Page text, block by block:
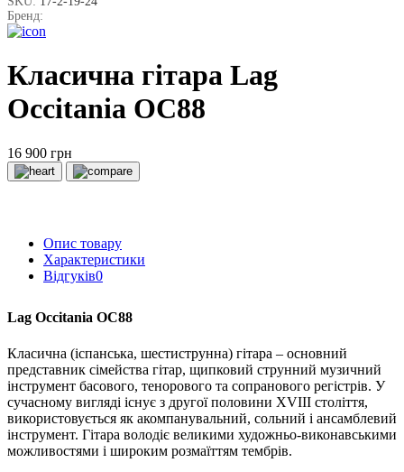
Бренд:
Класична гітара Lag
Occitania OC88
16 900 грн
Опис товару
Характеристики
Відгуків0
Lag Occitania OC88
Класична (іспанська, шестиструнна) гітара – основний
представник сімейства гітар, щипковий струнний музичний
інструмент басового, тенорового та сопранового регістрів. У
сучасному вигляді існує з другої половини XVIII століття,
використовується як акомпанувальний, сольний і ансамблевий
інструмент. Гітара володіє великими художньо-виконавськими
можливостями і широким розмаїттям тембрів.